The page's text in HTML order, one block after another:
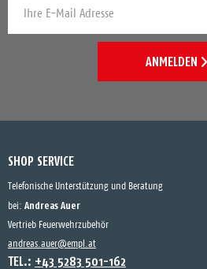
ANMELDEN
SHOP SERVICE
Telefonische Unterstützung und Beratung
bei: Andreas Auer
Vertrieb Feuerwehrzubehör
andreas.auer@empl.at
TEL.: +43 5283 501-162